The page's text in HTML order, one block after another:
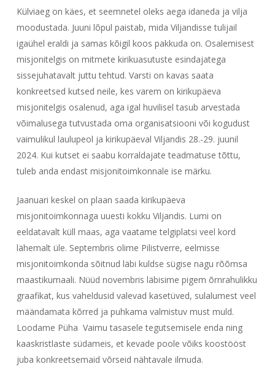
Külviaeg on käes, et seemnetel oleks aega idaneda ja vilja
moodustada. Juuni lõpul paistab, mida Viljandisse tulijail
igaühel eraldi ja samas kõigil koos pakkuda on. Osalemisest
misjonitelgis on mitmete kirikuasutuste esindajatega
sissejuhatavalt juttu tehtud. Varsti on kavas saata
konkreetsed kutsed neile, kes varem on kirikupäeva
misjonitelgis osalenud, aga igal huvilisel tasub arvestada
võimalusega tutvustada oma organisatsiooni või kogudust
vaimulikul laulupeol ja kirikupäeval Viljandis 28.-29. juunil
2024. Kui kutset ei saabu korraldajate teadmatuse tõttu,
tuleb anda endast misjonitoimkonnale ise märku.
Jaanuari keskel on plaan saada kirikupäeva
misjonitoimkonnaga uuesti kokku Viljandis. Lumi on
eeldatavalt küll maas, aga vaatame telgiplatsi veel kord
lähemalt üle. Septembris olime Pilistverre, eelmisse
misjonitoimkonda sõitnud läbi kuldse sügise nagu rõõmsa
maastikumaali. Nüüd novembris läbisime pigem õrnrahulikku
graafikat, kus vaheldusid valevad kasetüved, sulalumest veel
määndamata kõrred ja puhkama valmistuv must muld.
Loodame Püha Vaimu tasasele tegutsemisele enda ning
kaaskristlaste südameis, et kevade poole võiks koostööst
juba konkreetsemaid võrseid nähtavale ilmuda.